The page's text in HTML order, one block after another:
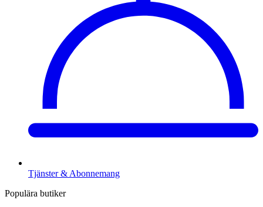
Tjänster & Abonnemang
Populära butiker